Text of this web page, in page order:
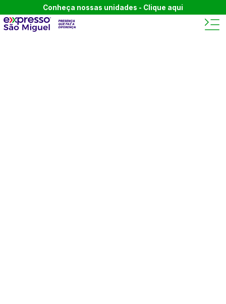
Conheça nossas unidades - Clique aqui